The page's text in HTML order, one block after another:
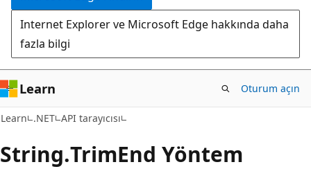
Internet Explorer ve Microsoft Edge hakkında daha
fazla bilgi
Learn Oturum açın
Learn .NET API tarayıcısı
String.TrimEnd Yöntem